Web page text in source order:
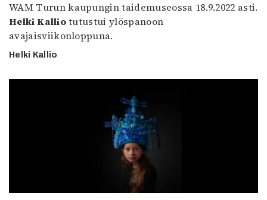
WAM Turun kaupungin taidemuseossa 18.9.2022 asti.
Helki Kalliotutustui ylöspanoon
avajaisviikonloppuna.
Helki Kallio